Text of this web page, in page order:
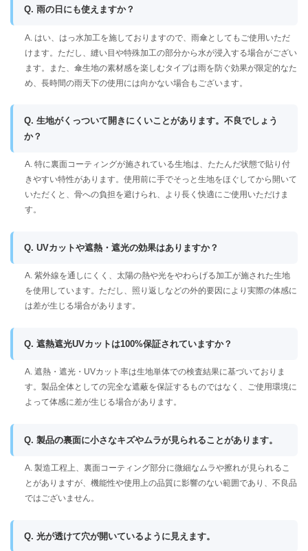
Q. 雨の日にも使えますか？
A. はい、はっ水加工を施しておりますので、雨傘としてもご使用いただ
けます。ただし、縫い目や特殊加工の部分から水が浸入する場合がござい
ます。また、傘生地の素材感を楽しむタイプは雨を防ぐ効果が限定的なた
め、長時間の雨天下の使用には向かない場合もございます。
Q. 生地がくっついて開きにくいことがあります。不良でしょう
か？
A. 特に裏面コーティングが施されている生地は、たたんだ状態で貼り付
きやすい特性があります。使用前に手でそっと生地をほぐしてから開いて
いただくと、骨への負担を避けられ、より長く快適にご使用いただけま
す。
Q. UVカットや遮熱・遮光の効果はありますか？
A. 紫外線を通しにくく、太陽の熱や光をやわらげる加工が施された生地
を使用しています。ただし、照り返しなどの外的要因により実際の体感に
は差が生じる場合があります。
Q. 遮熱遮光UVカットは100%保証されていますか？
A. 遮熱・遮光・UVカット率は生地単体での検査結果に基づいておりま
す。製品全体としての完全な遮蔽を保証するものではなく、ご使用環境に
よって体感に差が生じる場合があります。
Q. 製品の裏面に小さなキズやムラが見られることがあります。
A. 製造工程上、裏面コーティング部分に微細なムラや擦れが見られるこ
とがありますが、機能性や使用上の品質に影響のない範囲であり、不良品
ではございません。
Q. 光が透けて穴が開いているように見えます。